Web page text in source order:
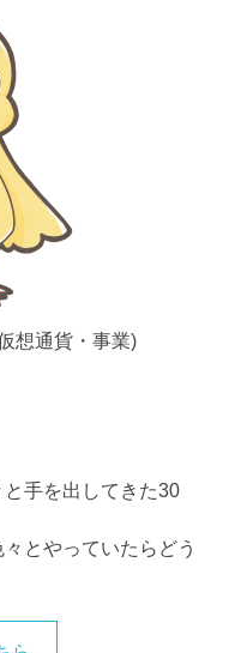
想通貨・事業)
手を出してきた30
とやっていたらどう